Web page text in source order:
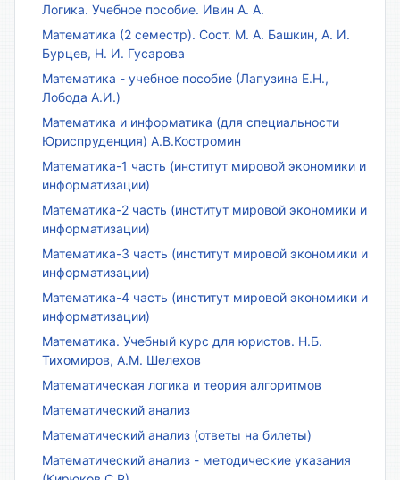
Логика. Учебное пособие. Ивин А. А.
Математика (2 семестр). Сост. М. А. Башкин, А. И.
Бурцев, Н. И. Гусарова
Математика - учебное пособие (Лапузина Е.Н.,
Лобода А.И.)
Математика и информатика (для специальности
Юриспруденция) А.В.Костромин
Математика-1 часть (институт мировой экономики и
информатизации)
Математика-2 часть (институт мировой экономики и
информатизации)
Математика-3 часть (институт мировой экономики и
информатизации)
Математика-4 часть (институт мировой экономики и
информатизации)
Математика. Учебный курс для юристов. Н.Б.
Тихомиров, А.М. Шелехов
Математическая логика и теория алгоритмов
Математический анализ
Математический анализ (ответы на билеты)
Математический анализ - методические указания